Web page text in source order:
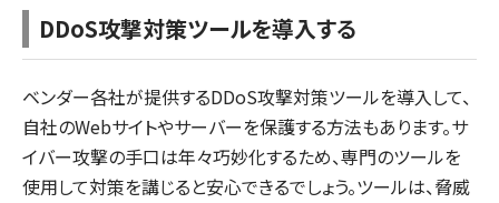
DDoS攻撃対策ツールを導入する
ベンダー各社が提供するDDoS攻撃対策ツールを導入して、
自社のWebサイトやサーバーを保護する方法もあります。サ
イバー攻撃の手口は年々巧妙化するため、専門のツールを
使用して対策を講じると安心できるでしょう。ツールは、脅威